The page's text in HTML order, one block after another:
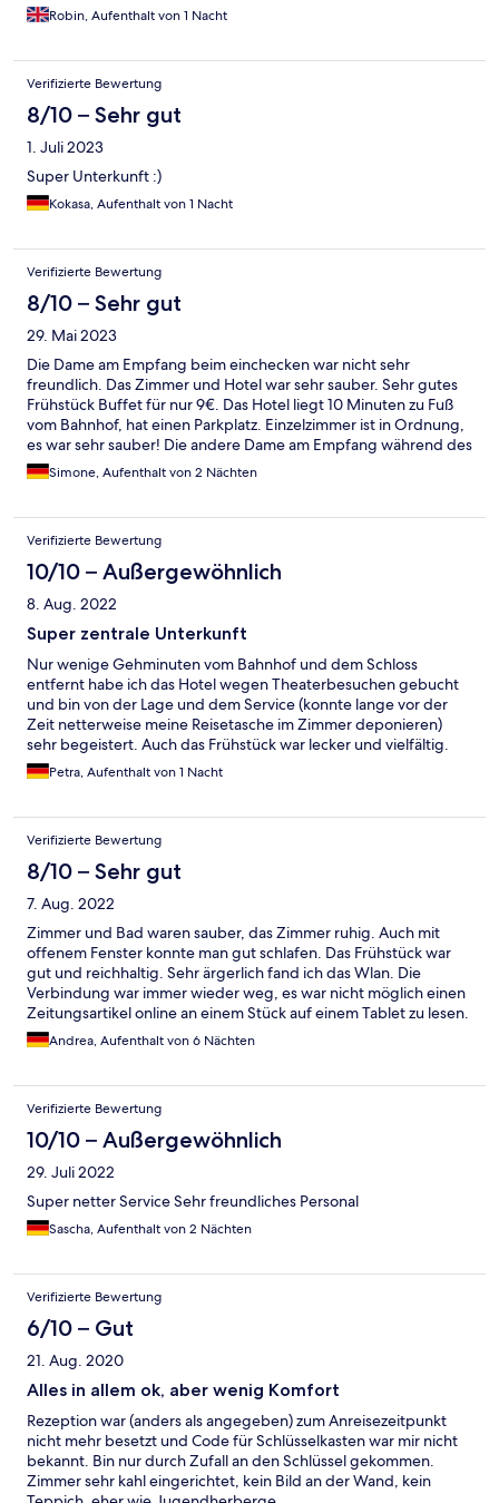
Robin, Aufenthalt von 1 Nacht
Verifizierte Bewertung
8/10 – Sehr gut
1. Juli 2023
Super Unterkunft :)
Kokasa, Aufenthalt von 1 Nacht
Verifizierte Bewertung
8/10 – Sehr gut
29. Mai 2023
Die Dame am Empfang beim einchecken war nicht sehr
freundlich. Das Zimmer und Hotel war sehr sauber. Sehr gutes
Frühstück Buffet für nur 9€. Das Hotel liegt 10 Minuten zu Fuß
vom Bahnhof, hat einen Parkplatz. Einzelzimmer ist in Ordnung,
es war sehr sauber! Die andere Dame am Empfang während des
Aufenthalt und beim auschecken war sehr freundlich. 10
Minuten zur Fuß in die Innenstadt und Altstadt. Es war
waren.
Simone, Aufenthalt von 2 Nächten
Verifizierte Bewertung
10/10 – Außergewöhnlich
8. Aug. 2022
Super zentrale Unterkunft
Nur wenige Gehminuten vom Bahnhof und dem Schloss
entfernt habe ich das Hotel wegen Theaterbesuchen gebucht
und bin von der Lage und dem Service (konnte lange vor der
Zeit netterweise meine Reisetasche im Zimmer deponieren)
sehr begeistert. Auch das Frühstück war lecker und vielfältig.
Ich komme gern wieder.
Petra, Aufenthalt von 1 Nacht
Verifizierte Bewertung
8/10 – Sehr gut
7. Aug. 2022
Zimmer und Bad waren sauber, das Zimmer ruhig. Auch mit
offenem Fenster konnte man gut schlafen. Das Frühstück war
gut und reichhaltig. Sehr ärgerlich fand ich das Wlan. Die
Verbindung war immer wieder weg, es war nicht möglich einen
Zeitungsartikel online an einem Stück auf einem Tablet zu lesen.
Das Wlan in der Bahn ist besser. Ich habe mir daraufhin täglich
eine Zeitung gekauft, trotz digitalem Abo einer Tageszeitung
und habe schon mehrere Hotels ausprobiert. Lage, Zimmer,
Frühstück, Restaurant sprechen dafür hier öfters zu buchen. Das
es nicht möglich ist, einfache Artikel ohne Film- oder
Bildmaterial zu lesen, spricht dagegen und ich werde nicht
mehr buchen. Schade, den alles andere passte.
Andrea, Aufenthalt von 6 Nächten
Verifizierte Bewertung
10/10 – Außergewöhnlich
29. Juli 2022
Super netter Service Sehr freundliches Personal
Sascha, Aufenthalt von 2 Nächten
Verifizierte Bewertung
6/10 – Gut
21. Aug. 2020
Alles in allem ok, aber wenig Komfort
Rezeption war (anders als angegeben) zum Anreisezeitpunkt
nicht mehr besetzt und Code für Schlüsselkasten war mir nicht
bekannt. Bin nur durch Zufall an den Schlüssel gekommen.
Zimmer sehr kahl eingerichtet, kein Bild an der Wand, kein